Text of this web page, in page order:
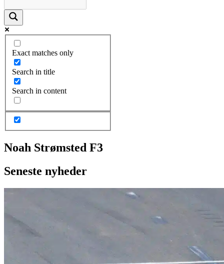
Exact matches only
Search in title
Search in content
Noah Strømsted F3
Seneste nyheder